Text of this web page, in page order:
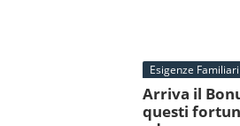
Esigenze Familiari
2022
Arriva il
questi